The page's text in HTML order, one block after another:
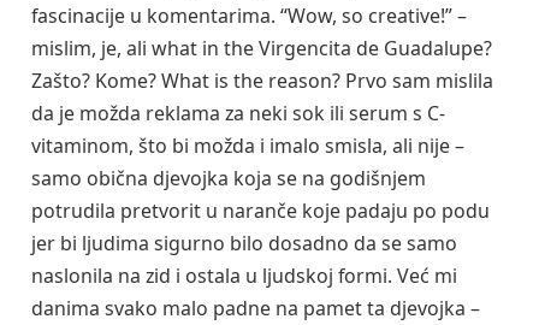
fascinacije u komentarima. “Wow, so creative!” –
mislim, je, ali what in the Virgencita de Guadalupe?
Zašto? Kome? What is the reason? Prvo sam mislila
da je možda reklama za neki sok ili serum s C-
vitaminom, što bi možda i imalo smisla, ali nije –
samo obična djevojka koja se na godišnjem
potrudila pretvorit u naranče koje padaju po podu
jer bi ljudima sigurno bilo dosadno da se samo
naslonila na zid i ostala u ljudskoj formi. Već mi
danima svako malo padne na pamet ta djevojka –